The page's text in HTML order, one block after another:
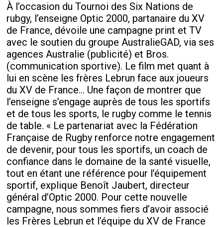
À l’occasion du Tournoi des Six Nations de
rubgy, l’enseigne Optic 2000, partanaire du XV
de France, dévoile une campagne print et TV
avec le soutien du groupe AustralieGAD, via ses
agences Australie (publicité) et Bros.
(communication sportive). Le film met quant à
lui en scène les frères Lebrun face aux joueurs
du XV de France… Une façon de montrer que
l’enseigne s’engage auprès de tous les sportifs
et de tous les sports, le rugby comme le tennis
de table. « Le partenariat avec la Fédération
Française de Rugby renforce notre engagement
de devenir, pour tous les sportifs, un coach de
confiance dans le domaine de la santé visuelle,
tout en étant une référence pour l’équipement
sportif, explique Benoît Jaubert, directeur
général d’Optic 2000. Pour cette nouvelle
campagne, nous sommes fiers d’avoir associé
les Frères Lebrun et l’équipe du XV de France